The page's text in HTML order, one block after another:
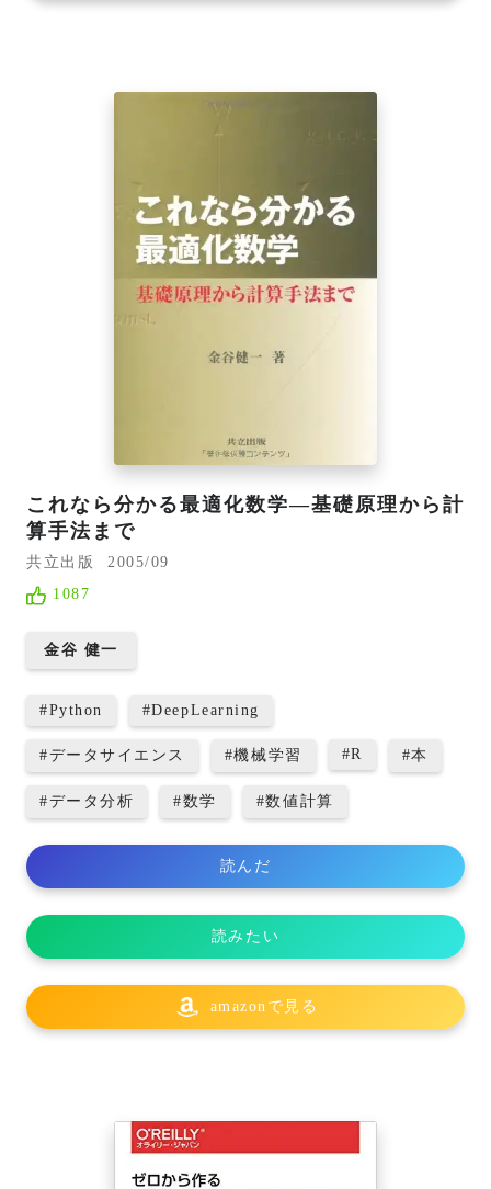
これなら分かる最適化数学―基礎原理から計
算手法まで
共立出版
2005/09
1087
金谷 健一
#Python #DeepLearning
#データサイエンス #機械学習 #R #本
#データ分析 #数学 #数値計算
読んだ
読みたい
amazonで見る